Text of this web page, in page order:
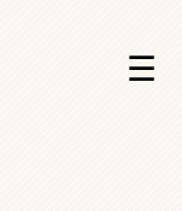
☰